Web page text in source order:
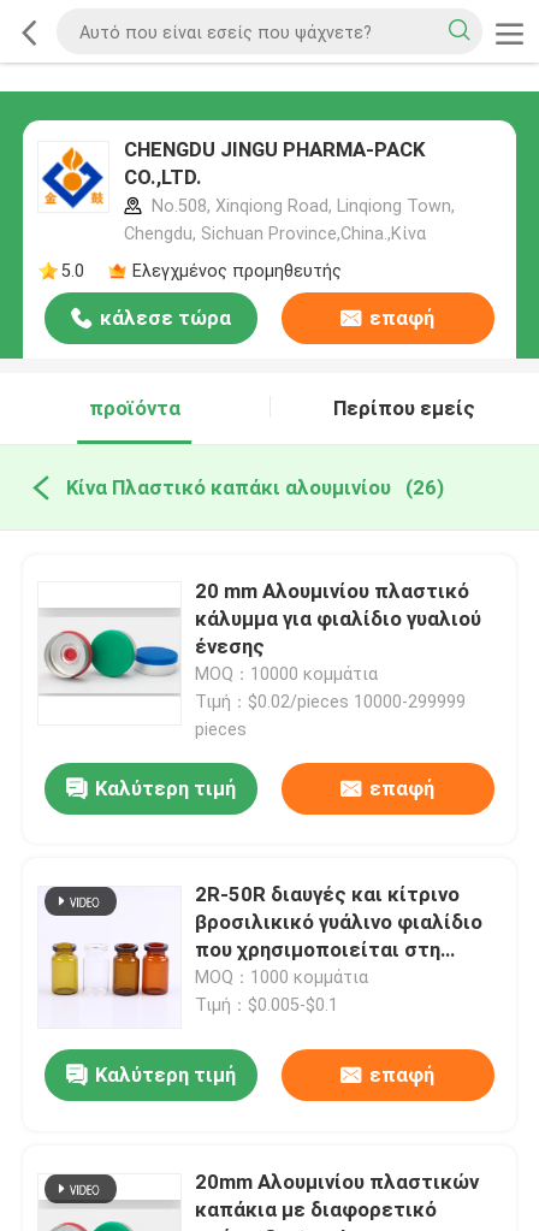
CHENGDU JINGU PHARMA-PACK
CO.,LTD.
No.508, Xinqiong Road, Linqiong Town,
Chengdu, Sichuan Province,China.,Κίνα
5.0
Ελεγχμένος προμηθευτής
κάλεσε τώρα επαφή
προϊόντα Περίπου εμείς
Κίνα Πλαστικό καπάκι αλουμινίου (26)
20 mm Αλουμινίου πλαστικό
κάλυμμα για φιαλίδιο γυαλιού
ένεσης
MOQ：10000 κομμάτια
Τιμή：$0.02/pieces 10000-299999
pieces
Καλύτερη τιμή επαφή
2R-50R διαυγές και κίτρινο
βροσιλικικό γυάλινο φιαλίδιο
που χρησιμοποιείται στη
φαρμακευτική βιομηχανία
MOQ：1000 κομμάτια
Τιμή：$0.005-$0.1
Καλύτερη τιμή επαφή
20mm Αλουμινίου πλαστικών
καπάκια με διαφορετικό